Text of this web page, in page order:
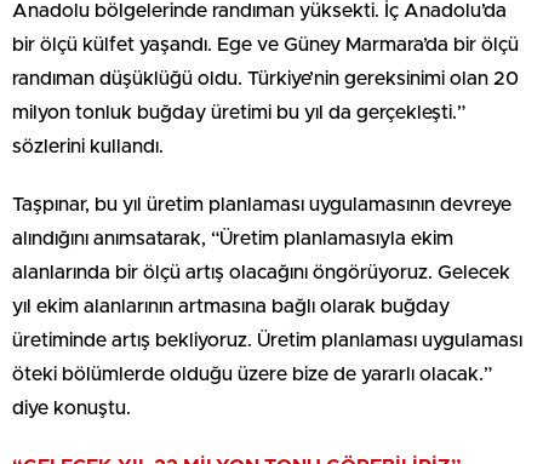
Anadolu bölgelerinde randıman yüksekti. İç Anadolu’da
bir ölçü külfet yaşandı. Ege ve Güney Marmara’da bir ölçü
randıman düşüklüğü oldu. Türkiye’nin gereksinimi olan 20
milyon tonluk buğday üretimi bu yıl da gerçekleşti.”
sözlerini kullandı.
Taşpınar, bu yıl üretim planlaması uygulamasının devreye
alındığını anımsatarak, “Üretim planlamasıyla ekim
alanlarında bir ölçü artış olacağını öngörüyoruz. Gelecek
yıl ekim alanlarının artmasına bağlı olarak buğday
üretiminde artış bekliyoruz. Üretim planlaması uygulaması
öteki bölümlerde olduğu üzere bize de yararlı olacak.”
diye konuştu.